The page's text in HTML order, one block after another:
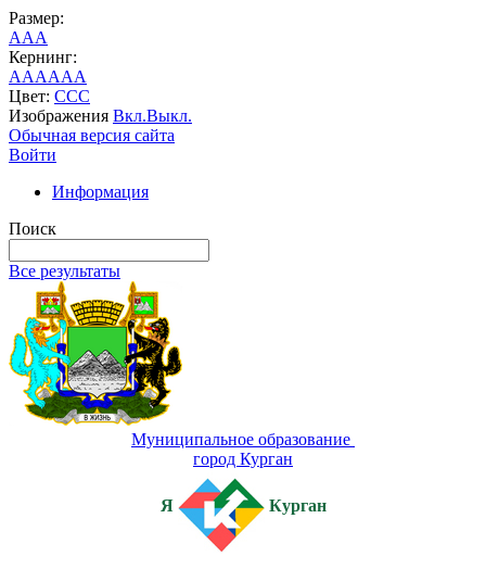
Размер:
AAA
Кернинг:
AAAAAA
Цвет: CCC
Изображения Вкл.Выкл.
Обычная версия сайта
Войти
Информация
Поиск
Все результаты
Муниципальное образование
город Курган
Я Курган